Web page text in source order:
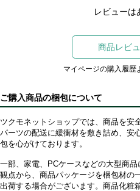
レビューは
商品レビ
マイページの購入履歴
ご購入商品の梱包について
ツクモネットショップでは、商品を安
パーツの配送に緩衝材を敷き詰め、安
包を心がけております。
一部、家電、PCケースなどの大型商
観点から、商品パッケージを梱包材の
出荷する場合がございます。商品化粧